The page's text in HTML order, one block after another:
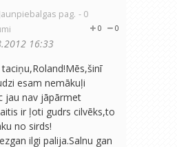
pag. - 0
0
0
16:33
esam nemākuļi
jau nav jāpārmet
ir ļoti gudrs cilvēks,to
no sirds!
ilgi palija.Salnu gan